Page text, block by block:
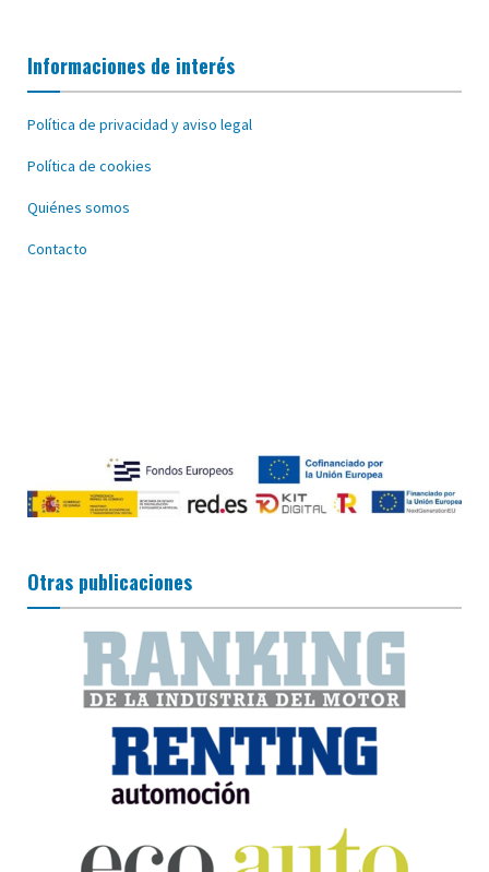
Informaciones de interés
Política de privacidad y aviso legal
Política de cookies
Quiénes somos
Contacto
Otras publicaciones